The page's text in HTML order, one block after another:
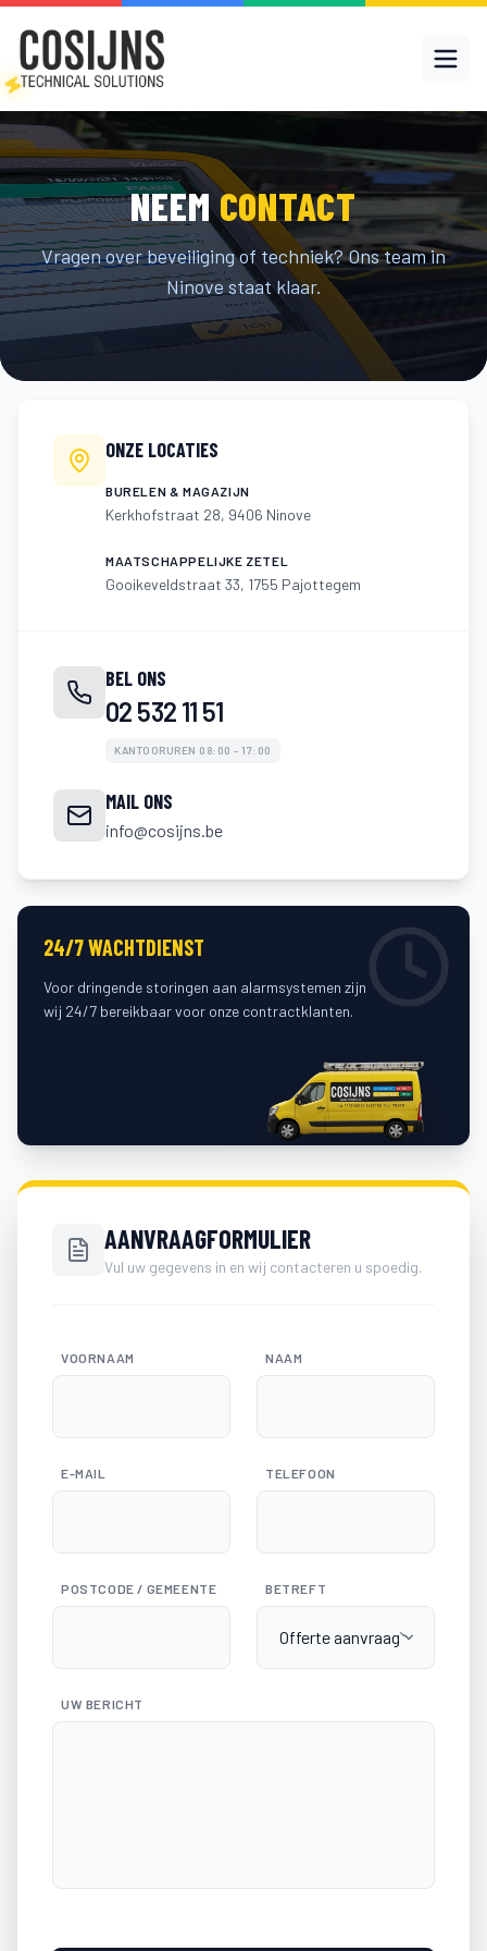
NEEMCONTACT
Vragen over beveiliging of techniek? Ons team in
Ninove staat klaar.
ONZE LOCATIES
BURELEN & MAGAZIJN
Kerkhofstraat 28, 9406 Ninove
MAATSCHAPPELIJKE ZETEL
Gooikeveldstraat 33, 1755 Pajottegem
BEL ONS
02 532 11 51
KANTOORUREN 08:00 - 17:00
MAIL ONS
info@cosijns.be
24/7 WACHTDIENST
Voor dringende storingen aan alarmsystemen zijn
wij 24/7 bereikbaar voor onze contractklanten.
AANVRAAGFORMULIER
Vul uw gegevens in en wij contacteren u spoedig.
VOORNAAM NAAM
E-MAIL TELEFOON
POSTCODE / GEMEENTE BETREFT
UW BERICHT